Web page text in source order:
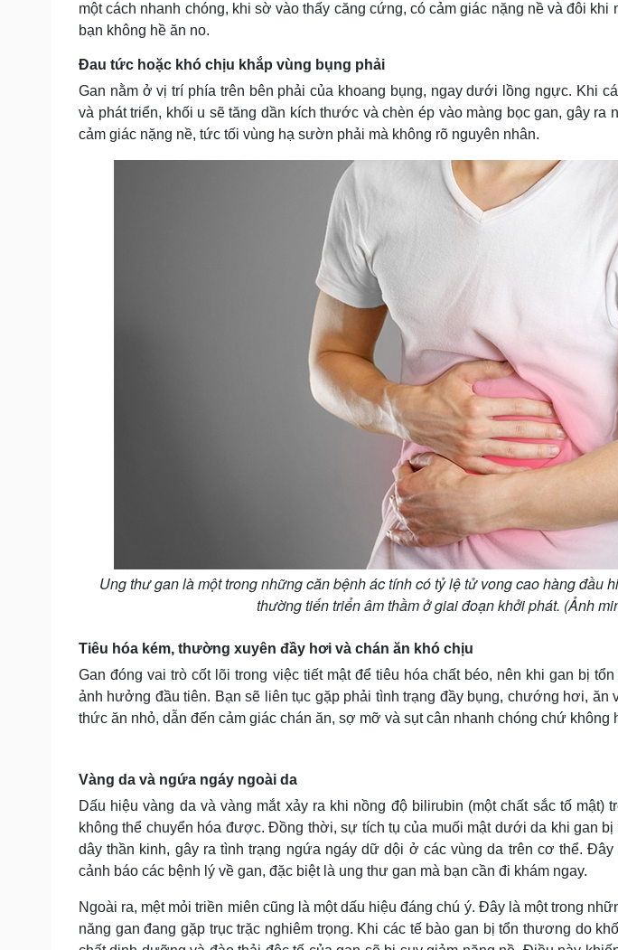
Sản phụ khoa
Nhi khoa
Làm đẹp - giảm cân
Phòng mạch online
Ăn sạch sống khỏe
Tình yêu - Gia đình
Âm nhạc
Cải chính
một cách nhanh chóng, khi sờ vào thấy căng cứng, có cảm giác nặng nề và đôi khi
bạn không hề ăn no.
Đau tức hoặc khó chịu khắp vùng bụng phải
Gan nằm ở vị trí phía trên bên phải của khoang bụng, ngay dưới lồng ngực. Khi
và phát triển, khối u sẽ tăng dần kích thước và chèn ép vào màng bọc gan, gây ra
cảm giác nặng nề, tức tối vùng hạ sườn phải mà không rõ nguyên nhân.
Ung thư gan là một trong những căn bệnh ác tính có tỷ lệ tử vong cao hàng đầu
thường tiến triển âm thầm ở giai đoạn khởi phát. (Ảnh
Tiêu hóa kém, thường xuyên đầy hơi và chán ăn khó chịu
Gan đóng vai trò cốt lõi trong việc tiết mật để tiêu hóa chất béo, nên khi gan bị
ảnh hưởng đầu tiên. Bạn sẽ liên tục gặp phải tình trạng đầy bụng, chướng hơi, ăn
thức ăn nhỏ, dẫn đến cảm giác chán ăn, sợ mỡ và sụt cân nhanh chóng chứ không
Vàng da và ngứa ngáy ngoài da
Dấu hiệu vàng da và vàng mắt xảy ra khi nồng độ bilirubin (một chất sắc tố mật)
không thể chuyển hóa được. Đồng thời, sự tích tụ của muối mật dưới da khi gan
dây thần kinh, gây ra tình trạng ngứa ngáy dữ dội ở các vùng da trên cơ thể.
cảnh báo các bệnh lý về gan, đặc biệt là ung thư gan mà bạn cần đi khám ngay.
Ngoài ra, mệt mỏi triền miên cũng là một dấu hiệu đáng chú ý. Đây là một trong
năng gan đang gặp trục trặc nghiêm trọng. Khi các tế bào gan bị tổn thương do